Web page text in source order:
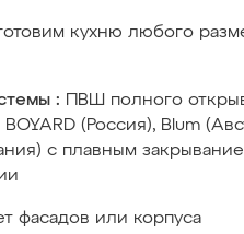
кухню любого
:
ПВШ полного
(Россия), Blum
с плавным
фасадов или корпуса